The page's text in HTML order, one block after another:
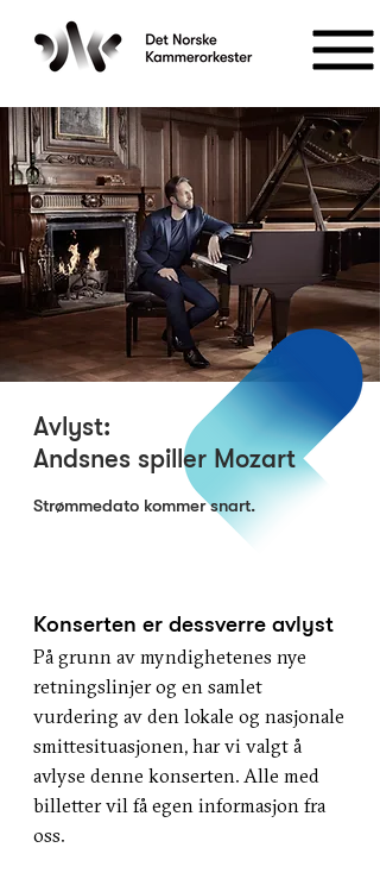
Avlyst:
Andsnes spiller Mozart
Strømmedato kommer snart.
Konserten er dessverre avlyst
På grunn av myndighetenes nye
retningslinjer og en samlet
vurdering av den lokale og nasjonale
smittesituasjonen, har vi valgt å
avlyse denne konserten. Alle med
billetter vil få egen informasjon fra
oss.